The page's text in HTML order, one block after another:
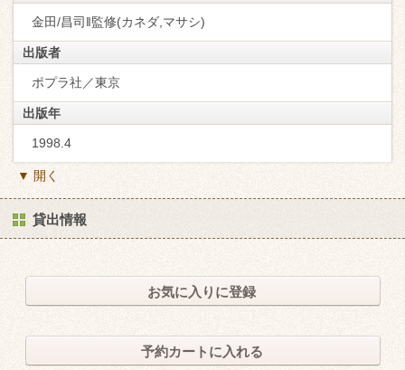
金田/昌司‖監修(カネダ,マサシ)
出版者
ポプラ社／東京
出版年
1998.4
▼ 開く
貸出情報
お気に入りに登録
予約カートに入れる